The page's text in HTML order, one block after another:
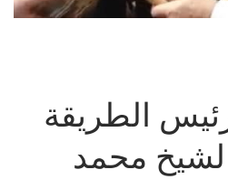
كرئيس الطريقة
الشيخ محمد